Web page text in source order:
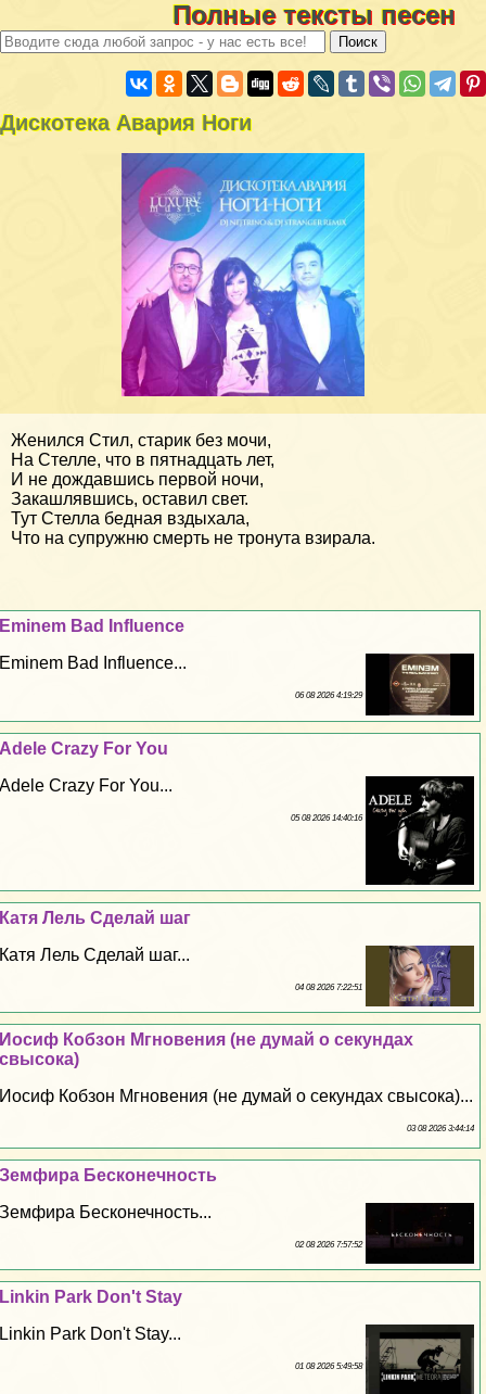
Полные тексты песен
Дискотека Авария Ноги
Женился Стил, старик без мочи,
На Стелле, что в пятнадцать лет,
И не дождавшись первой ночи,
Закашлявшись, оставил свет.
Тут Стелла бедная вздыхала,
Что на супружню смерть не тронута взирала.
Eminem Bad Influence
Eminem Bad Influence...
06 08 2026 4:19:29
Adele Crazy For You
Adele Crazy For You...
05 08 2026 14:40:16
Катя Лель Сделай шаг
Катя Лель Сделай шаг...
04 08 2026 7:22:51
Иосиф Кобзон Мгновения (не думай о секундах
свысока)
Иосиф Кобзон Мгновения (не думай о секундах свысока)...
03 08 2026 3:44:14
Земфира Бесконечность
Земфира Бесконечность...
02 08 2026 7:57:52
Linkin Park Don't Stay
Linkin Park Don't Stay...
01 08 2026 5:49:58